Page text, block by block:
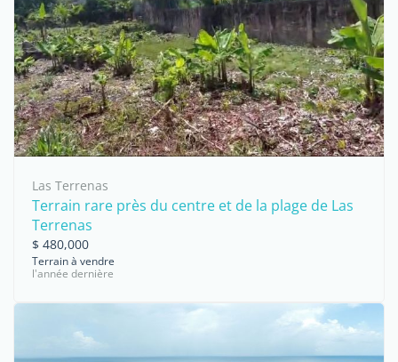
Las Terrenas
Terrain rare près du centre et de la plage de Las
Terrenas
$ 480,000
Terrain à vendre
l'année dernière